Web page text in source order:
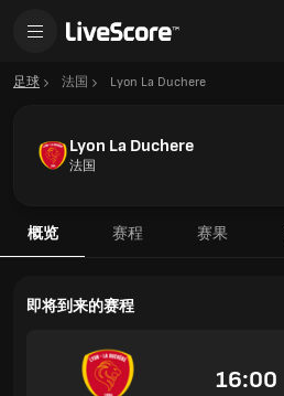
足球 法国 Lyon La Duchere
Lyon La Duchere
法国
概览 赛程 赛果
即将到来的赛程
16:00